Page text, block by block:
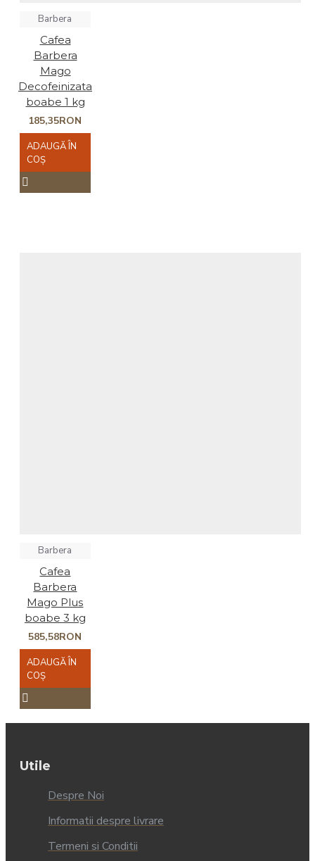
Barbera
Cafea
Barbera
Mago
Decofeinizata
boabe 1 kg
185,35RON
ADAUGĂ ÎN
COŞ
Barbera
Cafea
Barbera
Mago Plus
boabe 3 kg
585,58RON
ADAUGĂ ÎN
COŞ
Utile
Despre Noi
Informatii despre livrare
Termeni si Conditii